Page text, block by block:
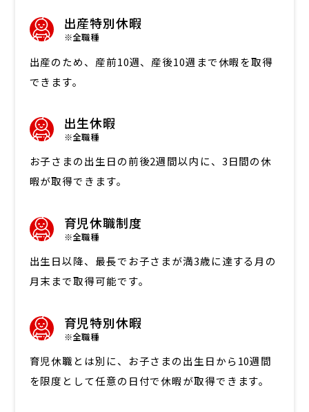
出産特別休暇
※全職種
出産のため、産前10週、産後10週まで休暇を取得
できます。
出生休暇
※全職種
お子さまの出生日の前後2週間以内に、3日間の休
暇が取得できます。
育児休職制度
※全職種
出生日以降、最長でお子さまが満3歳に達する月の
月末まで取得可能です。
育児特別休暇
※全職種
育児休職とは別に、お子さまの出生日から10週間
を限度として任意の日付で休暇が取得できます。